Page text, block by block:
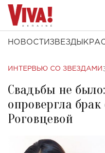
НОВОСТИ ЗВЕЗДЫ
ИНТЕРВЬЮ СО ЗВЕЗДАМИ
Свадьбы не
опровергла
Роговцевой